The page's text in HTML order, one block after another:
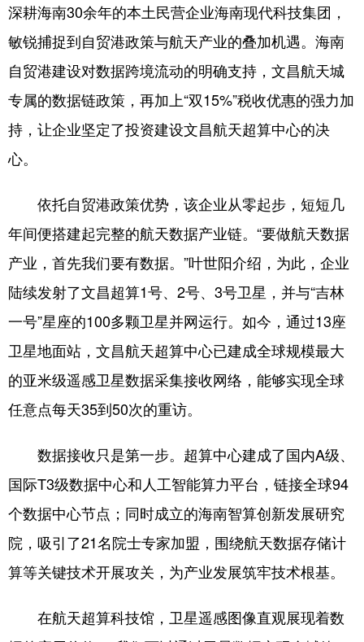
深耕海南30余年的本土民营企业海南现代科技集团，
敏锐捕捉到自贸港政策与航天产业的叠加机遇。海南
自贸港建设对数据跨境流动的明确支持，文昌航天城
专属的数据链政策，再加上“双15%”税收优惠的强力加
持，让企业坚定了投资建设文昌航天超算中心的决
心。
依托自贸港政策优势，该企业从零起步，短短几
年间便搭建起完整的航天数据产业链。“要做航天数据
产业，首先我们要有数据。”叶世阳介绍，为此，企业
陆续发射了文昌超算1号、2号、3号卫星，并与“吉林
一号”星座的100多颗卫星并网运行。如今，通过13座
卫星地面站，文昌航天超算中心已建成全球规模最大
的亚米级遥感卫星数据采集接收网络，能够实现全球
任意点每天35到50次的重访。
数据接收只是第一步。超算中心建成了国内A级、
国际T3级数据中心和人工智能算力平台，链接全球94
个数据中心节点；同时成立的海南智算创新发展研究
院，吸引了21名院士专家加盟，围绕航天数据存储计
算等关键技术开展攻关，为产业发展筑牢技术根基。
在航天超算科技馆，卫星遥感图像直观展现着数